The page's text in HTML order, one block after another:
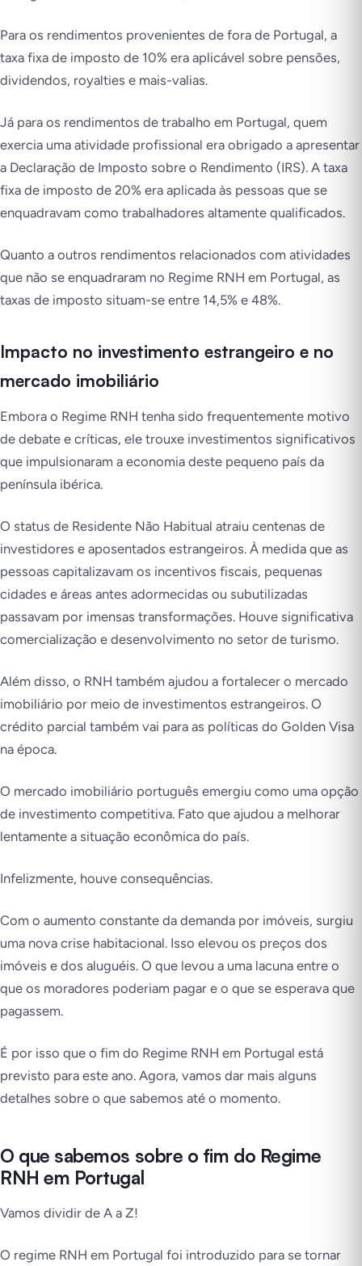
Para os rendimentos provenientes de fora de Portugal, a
taxa fixa de imposto de 10% era aplicável sobre pensões,
dividendos, royalties e mais-valias.
Já para os rendimentos de trabalho em Portugal, quem
exercia uma atividade profissional era obrigado a apresentar
a Declaração de Imposto sobre o Rendimento (IRS). A taxa
fixa de imposto de 20% era aplicada às pessoas que se
enquadravam como trabalhadores altamente qualificados.
Quanto a outros rendimentos relacionados com atividades
que não se enquadraram no Regime RNH em Portugal, as
taxas de imposto situam-se entre 14,5% e 48%.
Impacto no investimento estrangeiro e no
mercado imobiliário
Embora o Regime RNH tenha sido frequentemente motivo
de debate e críticas, ele trouxe investimentos significativos
que impulsionaram a economia deste pequeno país da
península ibérica.
O status de Residente Não Habitual atraiu centenas de
investidores e aposentados estrangeiros. À medida que as
pessoas capitalizavam os incentivos fiscais, pequenas
cidades e áreas antes adormecidas ou subutilizadas
passavam por imensas transformações. Houve significativa
comercialização e desenvolvimento no setor de turismo.
Além disso, o RNH também ajudou a fortalecer o mercado
imobiliário por meio de investimentos estrangeiros. O
crédito parcial também vai para as políticas do Golden Visa
na época.
O mercado imobiliário português emergiu como uma opção
de investimento competitiva. Fato que ajudou a melhorar
lentamente a situação econômica do país.
Infelizmente, houve consequências.
Com o aumento constante da demanda por imóveis, surgiu
uma nova crise habitacional. Isso elevou os preços dos
imóveis e dos aluguéis. O que levou a uma lacuna entre o
que os moradores poderiam pagar e o que se esperava que
pagassem.
É por isso que o fim do Regime RNH em Portugal está
previsto para este ano. Agora, vamos dar mais alguns
detalhes sobre o que sabemos até o momento.
O que sabemos sobre o fim do Regime
RNH em Portugal
Vamos dividir de A a Z!
O regime RNH em Portugal foi introduzido para se tornar